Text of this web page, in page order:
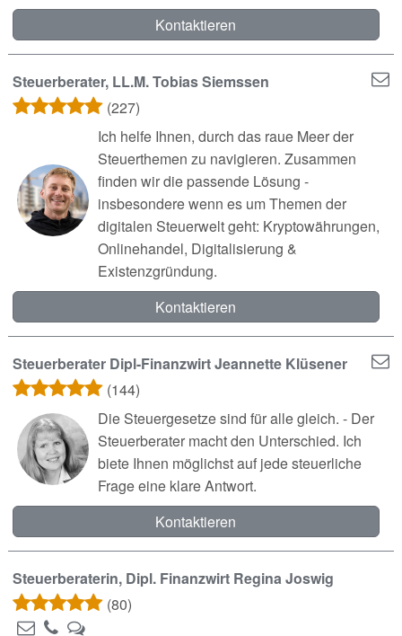
Kontaktieren
Steuerberater, LL.M. Tobias Siemssen
(227)
Ich helfe Ihnen, durch das raue Meer der
Steuerthemen zu navigieren. Zusammen
finden wir die passende Lösung -
insbesondere wenn es um Themen der
digitalen Steuerwelt geht: Kryptowährungen,
Onlinehandel, Digitalisierung &
Existenzgründung.
Kontaktieren
Steuerberater Dipl-Finanzwirt Jeannette Klüsener
(144)
Die Steuergesetze sind für alle gleich. - Der
Steuerberater macht den Unterschied. Ich
biete Ihnen möglichst auf jede steuerliche
Frage eine klare Antwort.
Kontaktieren
Steuerberaterin, Dipl. Finanzwirt Regina Joswig
(80)